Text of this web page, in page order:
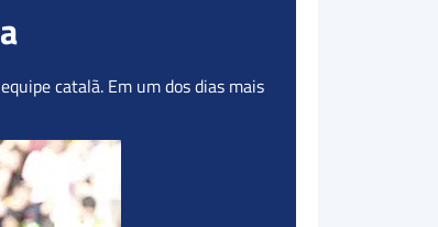
catalã. Em um dos dias mais